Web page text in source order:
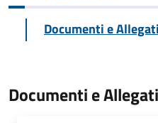
Documenti e Allegati
Documenti e Allegati